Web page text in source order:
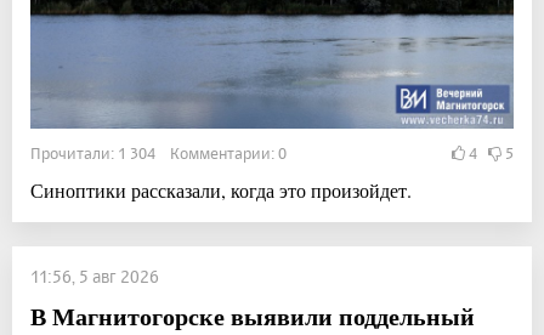
Прочитали: 1 304 Комментарии: 0 4 5
Синоптики рассказали, когда это произойдет.
11:56, 5 авг 2026
В Магнитогорске выявили поддельный